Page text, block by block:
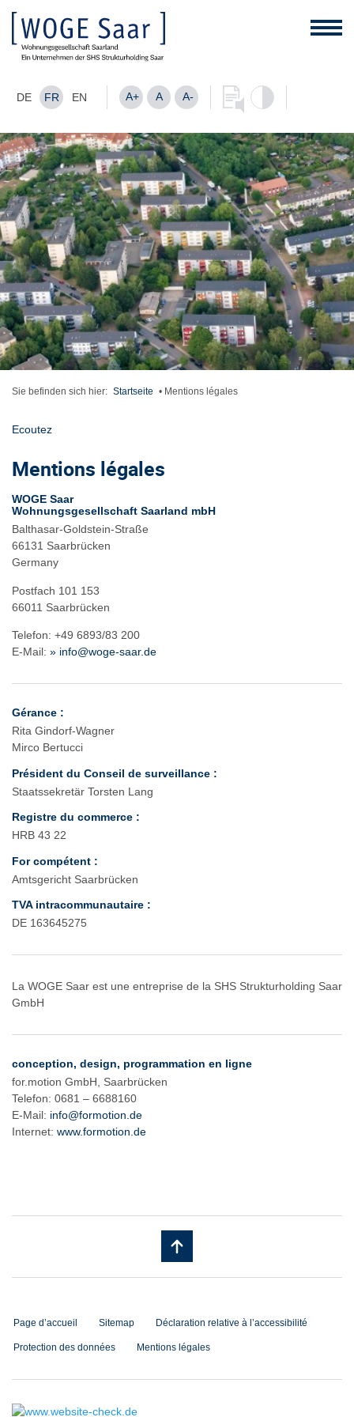
DE FR EN A+ A A-
Sie befinden sich hier: Startseite • Mentions légales
Ecoutez
Mentions légales
WOGE Saar
Wohnungsgesellschaft Saarland mbH
Balthasar-Goldstein-Straße
66131 Saarbrücken
Germany
Postfach 101 153
66011 Saarbrücken
Telefon: +49 6893/83 200
E-Mail: » info@woge-saar.de
Gérance :
Rita Gindorf-Wagner
Mirco Bertucci
Président du Conseil de surveillance :
Staatssekretär Torsten Lang
Registre du commerce :
HRB 43 22
For compétent :
Amtsgericht Saarbrücken
TVA intracommunautaire :
DE 163645275
La WOGE Saar est une entreprise de la SHS Strukturholding Saar
GmbH
conception, design, programmation en ligne
for.motion GmbH, Saarbrücken
Telefon: 0681 – 6688160
E-Mail: info@formotion.de
Internet: www.formotion.de
Page d’accueil Sitemap Déclaration relative à l’accessibilité
Protection des données Mentions légales